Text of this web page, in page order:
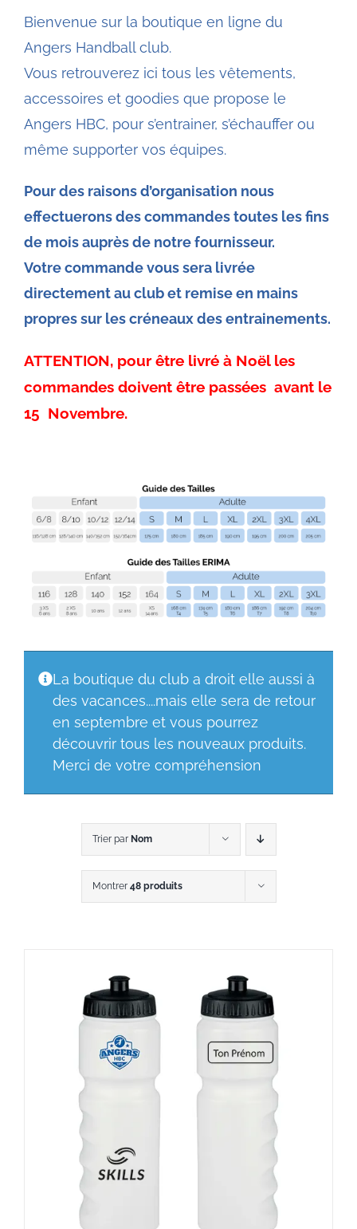
Bienvenue sur la boutique en ligne du
Angers Handball club.
Vous retrouverez ici tous les vêtements,
accessoires et goodies que propose le
Angers HBC, pour s’entrainer, s’échauffer ou
même supporter vos équipes.
Pour des raisons d’organisation nous
effectuerons des commandes toutes les fins
de mois auprès de notre fournisseur.
Votre commande vous sera livrée
directement au club et remise en mains
propres sur les créneaux des entrainements.
ATTENTION, pour être livré à Noël les
commandes doivent être passées avant le
15 Novembre.
La boutique du club a droit elle aussi à
des vacances....mais elle sera de retour
en septembre et vous pourrez
découvrir tous les nouveaux produits.
Merci de votre compréhension
Trier par Nom
Montrer 48 produits